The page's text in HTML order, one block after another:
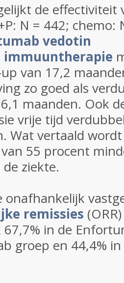
de
N = 442; chemo:
vedotin
immuuntherapie
van 17,2
zo goed als
maanden. Ook
vrije tijd
Wat vertaald
55 procent
ziekte.
onafhankelijk
remissies
67,7% in de
groep en 44,4%